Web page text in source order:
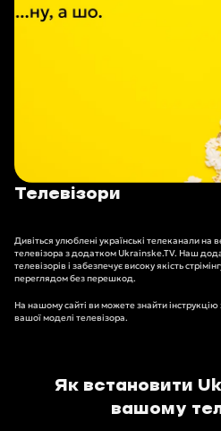
Телевізори
Дивіться улюблені українські телеканали на
телевізора з додатком Ukrainske.TV. Наш
телевізорів і забезпечує високу якість
переглядом без перешкод.
На нашому сайті ви можете знайти
вашої моделі телевізора.
Як встановити
вашому